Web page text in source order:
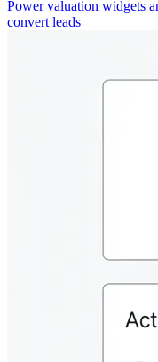
Power valuation widgets
convert leads